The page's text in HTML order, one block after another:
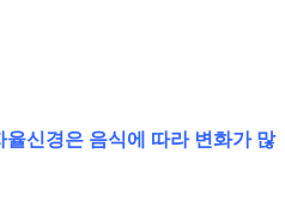
신경은 음식에 따라 변화가 많